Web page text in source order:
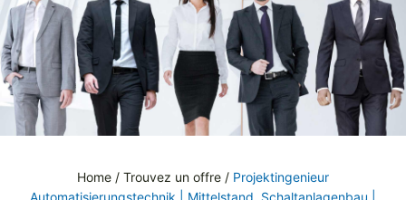
Home / Trouvez un offre / Projektingenieur
Automatisierungstechnik | Mittelstand, Schaltanlagenbau |